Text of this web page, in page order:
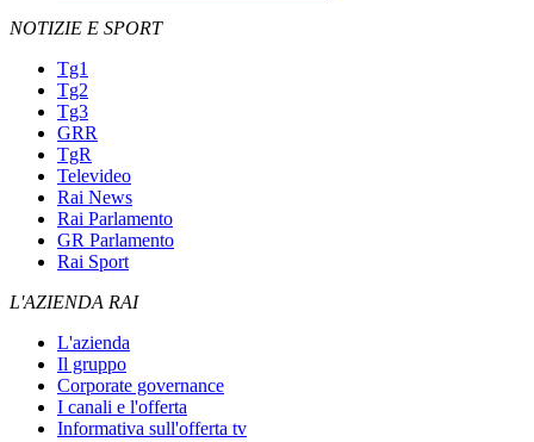
NOTIZIE E SPORT
Tg1
Tg2
Tg3
GRR
TgR
Televideo
Rai News
Rai Parlamento
GR Parlamento
Rai Sport
L'AZIENDA RAI
L'azienda
Il gruppo
Corporate governance
I canali e l'offerta
Informativa sull'offerta tv